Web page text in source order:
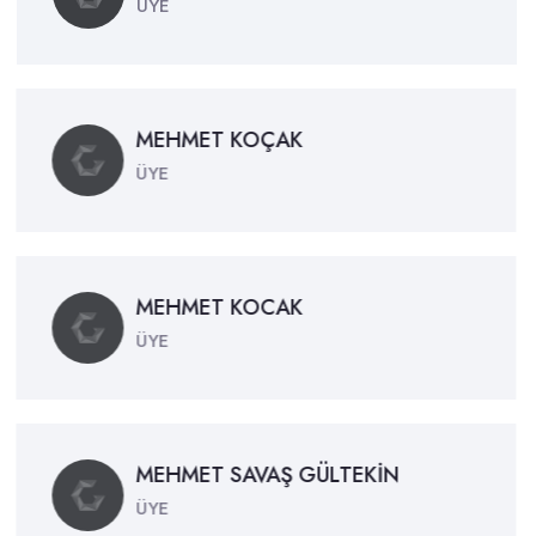
ÜYE
MEHMET KOÇAK
ÜYE
MEHMET KOCAK
ÜYE
MEHMET SAVAŞ GÜLTEKİN
ÜYE